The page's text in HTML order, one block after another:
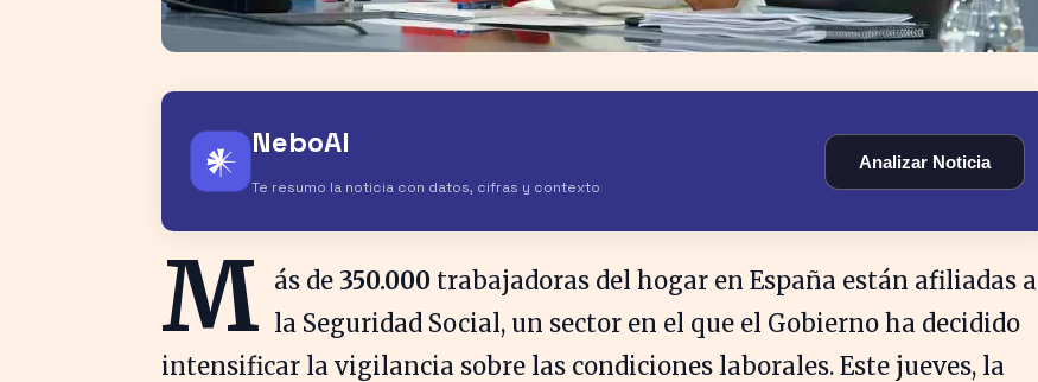
𒀭 NeboAI
Te resumo la noticia con datos, cifras y contexto
Analizar Noticia
M ás de 350.000 trabajadoras del hogar en España están afiliadas a
la Seguridad Social, un sector en el que el Gobierno ha decidido
intensificar la vigilancia sobre las condiciones laborales. Este jueves, la